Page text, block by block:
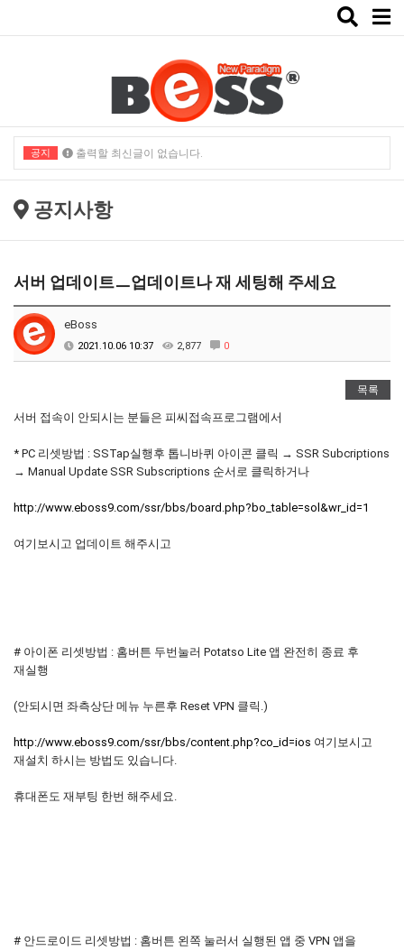
Toggle
공지 출력할 최신글이 없습니다.
공지사항
서버 업데이트ㅡ업데이트나 재 세팅해 주세요
eBoss
2021.10.06 10:37 2,877 0
목록
서버 접속이 안되시는 분들은 피씨접속프로그램에서
* PC 리셋방법 : SSTap실행후 톱니바퀴 아이콘 클릭 → SSR Subcriptions
→ Manual Update SSR Subscriptions 순서로 클릭하거나
http://www.eboss9.com/ssr/bbs/board.php?bo_table=sol&wr_id=1
여기보시고 업데이트 해주시고
# 아이폰 리셋방법 : 홈버튼 두번눌러 Potatso Lite 앱 완전히 종료 후
재실행
(안되시면 좌측상단 메뉴 누른후 Reset VPN 클릭.)
http://www.eboss9.com/ssr/bbs/content.php?co_id=ios 여기보시고
재설치 하시는 방법도 있습니다.
휴대폰도 재부팅 한번 해주세요.
# 안드로이드 리셋방법 : 홈버튼 왼쪽 눌러서 실행된 앱 중 VPN 앱을